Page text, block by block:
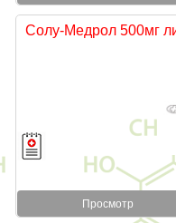
Солу-Медрол 500мг
Просмотр